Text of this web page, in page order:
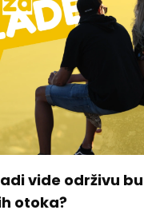
vide održivu
otoka?